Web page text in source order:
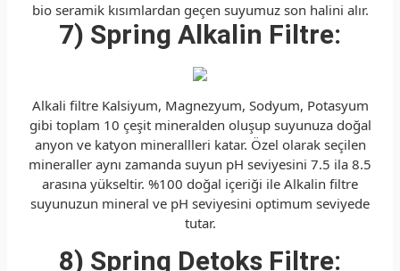
bio seramik kısımlardan geçen suyumuz son halini alır.
7) Spring Alkalin Filtre:
Alkali filtre Kalsiyum, Magnezyum, Sodyum, Potasyum
gibi toplam 10 çeşit mineralden oluşup suyunuza doğal
anyon ve katyon minerallleri katar. Özel olarak seçilen
mineraller aynı zamanda suyun pH seviyesini 7.5 ila 8.5
arasına yükseltir. %100 doğal içeriği ile Alkalin filtre
suyunuzun mineral ve pH seviyesini optimum seviyede
tutar.
8) Spring Detoks Filtre: